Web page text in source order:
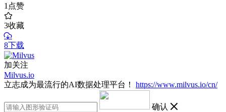
1点赞
3收藏
8下载
加关注
Milvus.io
立志成为最流行的AI数据处理平台！
https://www.milvus.io/cn/
确认